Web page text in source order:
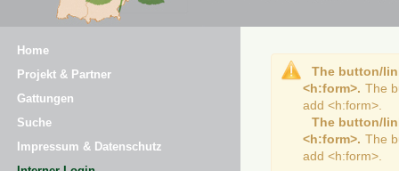
Home
Projekt & Partner
Gattungen
Suche
Impressum & Datenschutz
The button/
<h:form>. The
add <h:form>.
The button/
<h:form>. The
add <h:form>.